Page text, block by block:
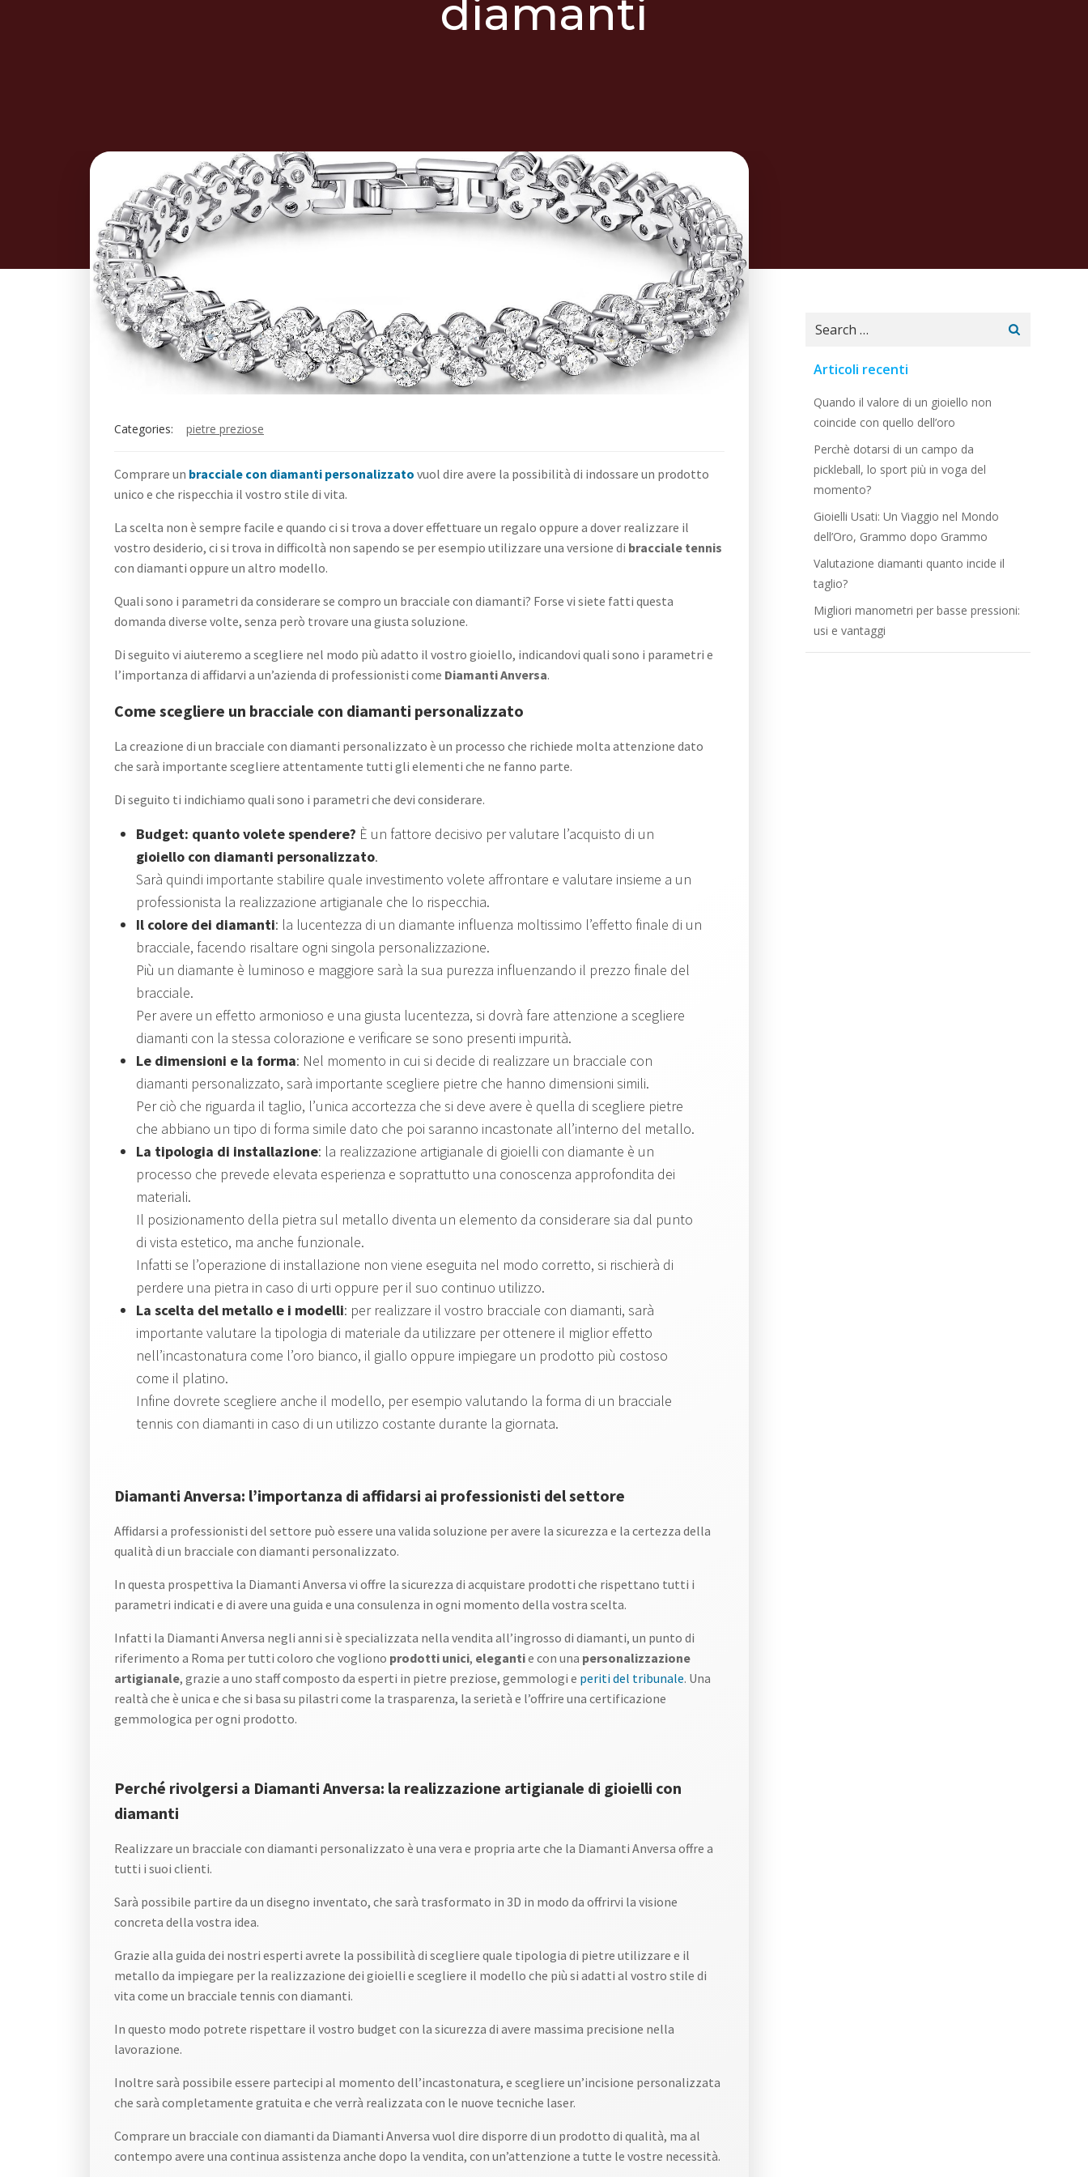
diamanti
Categories: pietre preziose
Comprare un bracciale con diamanti personalizzato vuol dire avere la possibilità di indossare un prodotto
unico e che rispecchia il vostro stile di vita.
La scelta non è sempre facile e quando ci si trova a dover effettuare un regalo oppure a dover realizzare il
vostro desiderio, ci si trova in difficoltà non sapendo se per esempio utilizzare una versione di bracciale tennis
con diamanti oppure un altro modello.
Quali sono i parametri da considerare se compro un bracciale con diamanti? Forse vi siete fatti questa
domanda diverse volte, senza però trovare una giusta soluzione.
Di seguito vi aiuteremo a scegliere nel modo più adatto il vostro gioiello, indicandovi quali sono i parametri e
l’importanza di affidarvi a un’azienda di professionisti come Diamanti Anversa.
Come scegliere un bracciale con diamanti personalizzato
La creazione di un bracciale con diamanti personalizzato è un processo che richiede molta attenzione dato
che sarà importante scegliere attentamente tutti gli elementi che ne fanno parte.
Di seguito ti indichiamo quali sono i parametri che devi considerare.
Budget: quanto volete spendere? È un fattore decisivo per valutare l’acquisto di un
gioiello con diamanti personalizzato.
Sarà quindi importante stabilire quale investimento volete affrontare e valutare insieme a un
professionista la realizzazione artigianale che lo rispecchia.
Il colore dei diamanti: la lucentezza di un diamante influenza moltissimo l’effetto finale di un
bracciale, facendo risaltare ogni singola personalizzazione.
Più un diamante è luminoso e maggiore sarà la sua purezza influenzando il prezzo finale del
bracciale.
Per avere un effetto armonioso e una giusta lucentezza, si dovrà fare attenzione a scegliere
diamanti con la stessa colorazione e verificare se sono presenti impurità.
Le dimensioni e la forma: Nel momento in cui si decide di realizzare un bracciale con
diamanti personalizzato, sarà importante scegliere pietre che hanno dimensioni simili.
Per ciò che riguarda il taglio, l’unica accortezza che si deve avere è quella di scegliere pietre
che abbiano un tipo di forma simile dato che poi saranno incastonate all’interno del metallo.
La tipologia di installazione: la realizzazione artigianale di gioielli con diamante è un
processo che prevede elevata esperienza e soprattutto una conoscenza approfondita dei
materiali.
Il posizionamento della pietra sul metallo diventa un elemento da considerare sia dal punto
di vista estetico, ma anche funzionale.
Infatti se l’operazione di installazione non viene eseguita nel modo corretto, si rischierà di
perdere una pietra in caso di urti oppure per il suo continuo utilizzo.
La scelta del metallo e i modelli: per realizzare il vostro bracciale con diamanti, sarà
importante valutare la tipologia di materiale da utilizzare per ottenere il miglior effetto
nell’incastonatura come l’oro bianco, il giallo oppure impiegare un prodotto più costoso
come il platino.
Infine dovrete scegliere anche il modello, per esempio valutando la forma di un bracciale
tennis con diamanti in caso di un utilizzo costante durante la giornata.
Diamanti Anversa: l’importanza di affidarsi ai professionisti del settore
Affidarsi a professionisti del settore può essere una valida soluzione per avere la sicurezza e la certezza della
qualità di un bracciale con diamanti personalizzato.
In questa prospettiva la Diamanti Anversa vi offre la sicurezza di acquistare prodotti che rispettano tutti i
parametri indicati e di avere una guida e una consulenza in ogni momento della vostra scelta.
Infatti la Diamanti Anversa negli anni si è specializzata nella vendita all’ingrosso di diamanti, un punto di
riferimento a Roma per tutti coloro che vogliono prodotti unici, elegantie con una personalizzazione
artigianale, grazie a uno staff composto da esperti in pietre preziose, gemmologi e periti del tribunale. Una
realtà che è unica e che si basa su pilastri come la trasparenza, la serietà e l’offrire una certificazione
gemmologica per ogni prodotto.
Perché rivolgersi a Diamanti Anversa: la realizzazione artigianale di gioielli con
diamanti
Realizzare un bracciale con diamanti personalizzato è una vera e propria arte che la Diamanti Anversa offre a
tutti i suoi clienti.
Sarà possibile partire da un disegno inventato, che sarà trasformato in 3D in modo da offrirvi la visione
concreta della vostra idea.
Grazie alla guida dei nostri esperti avrete la possibilità di scegliere quale tipologia di pietre utilizzare e il
metallo da impiegare per la realizzazione dei gioielli e scegliere il modello che più si adatti al vostro stile di
vita come un bracciale tennis con diamanti.
In questo modo potrete rispettare il vostro budget con la sicurezza di avere massima precisione nella
lavorazione.
Inoltre sarà possibile essere partecipi al momento dell’incastonatura, e scegliere un’incisione personalizzata
che sarà completamente gratuita e che verrà realizzata con le nuove tecniche laser.
Comprare un bracciale con diamanti da Diamanti Anversa vuol dire disporre di un prodotto di qualità, ma al
contempo avere una continua assistenza anche dopo la vendita, con un’attenzione a tutte le vostre necessità.
Search
Articoli recenti
Quando il valore di un gioiello non
coincide con quello dell’oro
Perchè dotarsi di un campo da
pickleball, lo sport più in voga del
momento?
Gioielli Usati: Un Viaggio nel Mondo
dell’Oro, Grammo dopo Grammo
Valutazione diamanti quanto incide il
taglio?
Migliori manometri per basse pressioni:
usi e vantaggi